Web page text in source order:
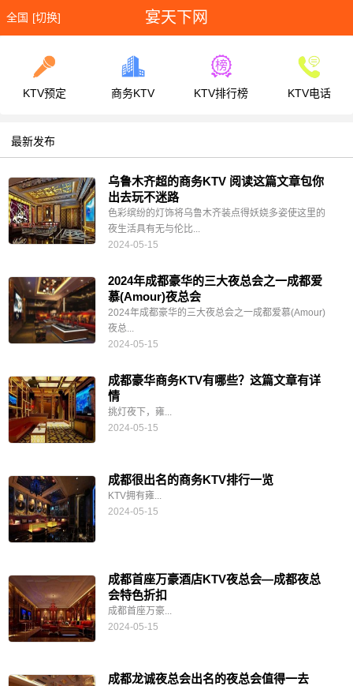
全国 [切换] 宴天下网
KTV预定 商务KTV KTV排行榜 KTV电话
最新发布
乌鲁木齐超的商务KTV 阅读这篇文章包你
出去玩不迷路
色彩缤纷的灯饰将乌鲁木齐装点得妖娆多姿使这里的
夜生活具有无与伦比...
2024-05-15
2024年成都豪华的三大夜总会之一成都爱
慕(Amour)夜总会
2024年成都豪华的三大夜总会之一成都爱慕(Amour)
夜总...
2024-05-15
成都豪华商务KTV有哪些？这篇文章有详
情
挑灯夜下，雍...
2024-05-15
成都很出名的商务KTV排行一览
KTV拥有雍...
2024-05-15
成都首座万豪酒店KTV夜总会—成都夜总
会特色折扣
成都首座万豪...
2024-05-15
成都龙诚夜总会出名的夜总会值得一去